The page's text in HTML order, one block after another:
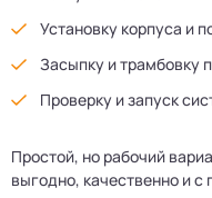
Установку корпуса и
Засыпку и трамбовку
Проверку и запуск
Простой, но рабочий
выгодно, качественно и с